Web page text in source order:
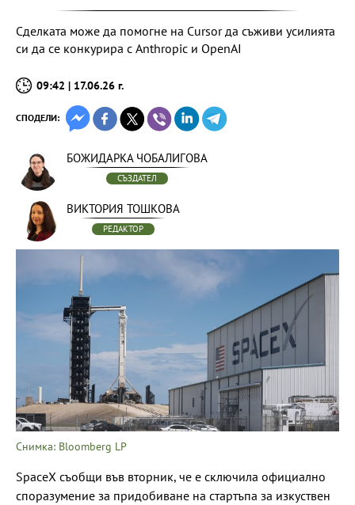
Сделката може да помогне на Cursor да съживи усилията
си да се конкурира с Anthropic и OpenAI
09:42 | 17.06.26 г.
СПОДЕЛИ:
БОЖИДАРКА ЧОБАЛИГОВА
СЪЗДАТЕЛ
ВИКТОРИЯ ТОШКОВА
РЕДАКТОР
Снимка: Bloomberg LP
SpaceX съобщи във вторник, че е сключила официално
споразумение за придобиване на стартъпа за изкуствен